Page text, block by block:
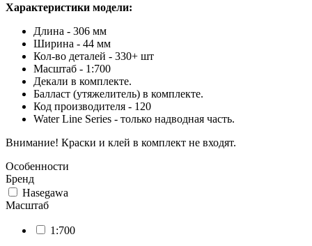
Характеристики модели:
Длина - 306 мм
Ширина - 44 мм
Кол-во деталей - 330+ шт
Масштаб - 1:700
Декали в комплекте.
Балласт (утяжелитель) в комплекте.
Код производителя - 120
Water Line Series - только надводная часть.
Внимание! Краски и клей в комплект не входят.
Особенности
Бренд
Hasegawa
Масштаб
1:700